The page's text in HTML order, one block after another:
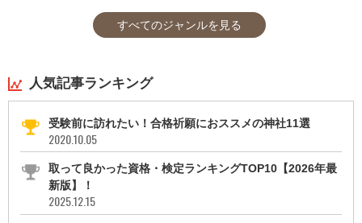
すべてのジャンルを見る
人気記事ランキング
受験前に訪れたい！合格祈願におススメの神社11選
2020.10.05
取って良かった資格・検定ランキングTOP10【2026年最
新版】！
2025.12.15